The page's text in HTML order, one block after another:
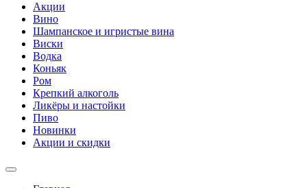
Акции
Вино
Шампанское и игристые вина
Виски
Водка
Коньяк
Ром
Крепкий алкоголь
Ликёры и настойки
Пиво
Новинки
Акции и скидки